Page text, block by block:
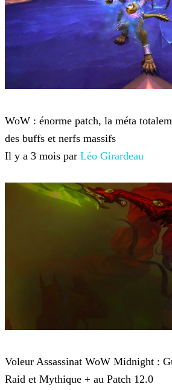
WoW : énorme patch, la méta
des buffs et nerfs massifs
Il y a 3 mois par Léo Girardeau
Voleur Assassinat WoW Midnight :
Raid et Mythique + au Patch 12.0